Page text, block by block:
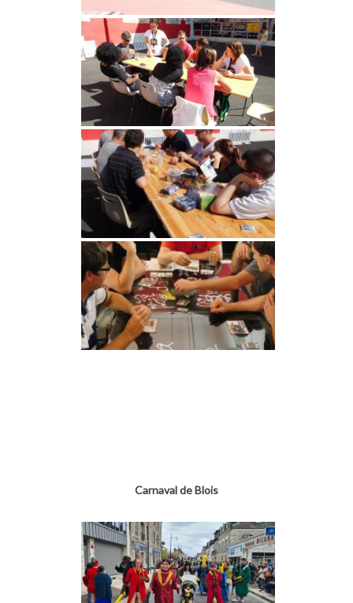
Carnaval de Blois